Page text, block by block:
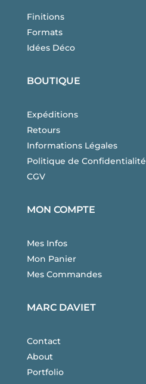
Finitions
Formats
Idées Déco
BOUTIQUE
Expéditions
Retours
Informations Légales
Politique de Confidentialité
CGV
MON COMPTE
Mes Infos
Mon Panier
Mes Commandes
MARC DAVIET
Contact
About
Portfolio